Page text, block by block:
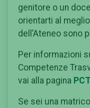
genitore o un
orientarti al
dell’Ateneo sono
Per informazioni
Competenze
vai alla pagina
Se sei una